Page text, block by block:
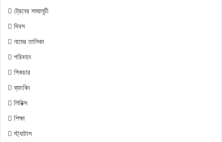
ট্রেনের সময়সূচী
দিবস
নামের তালিকা
পরিবহন
পিকচার
ব্যাংকিং
লিরিক্স
শিক্ষা
স্ট্যাটাস